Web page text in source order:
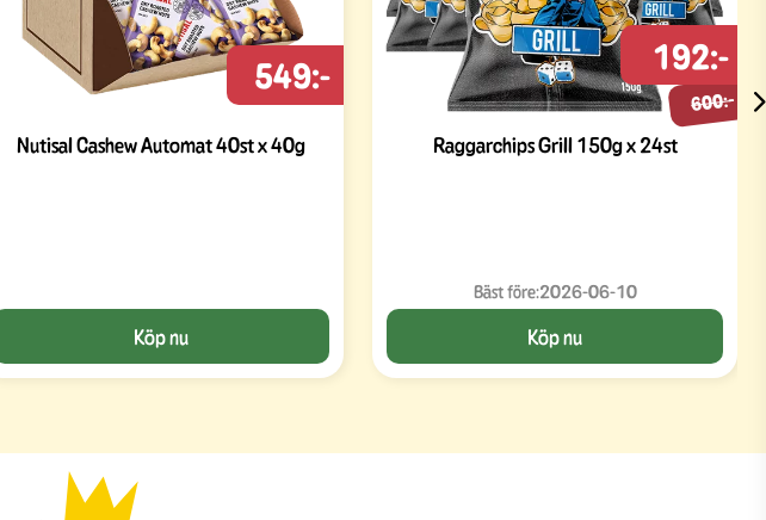
Nutisal Cashew Automat 40st x 40g
549:-
Köp nu
Raggarchips Grill 150g x 24st
600:-
192:-
Bäst före:2026-06-10
Köp nu